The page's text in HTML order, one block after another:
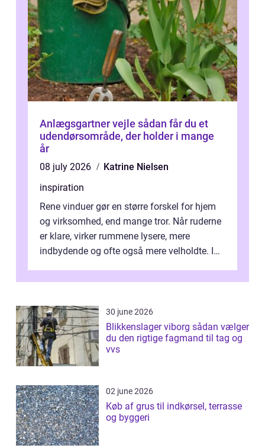
Anlægsgartner vejle sådan får du et
udendørsområde, der holder i mange
år
08 july 2026
Katrine Nielsen
inspiration
Rene vinduer gør en større forskel for hjem
og virksomhed, end mange tror. Når ruderne
er klare, virker rummene lysere, mere
indbydende og ofte også mere velholdte. I
30 june 2026
Blikkenslager viborg sådan vælger
du den rigtige fagmand til tag og
vvs
02 june 2026
Køb af grus til indkørsel, terrasse
og byggeri